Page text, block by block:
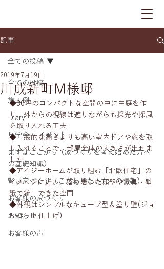
記事
全ての投稿
施工例
Diary
見学会 ・イベント
まずはここから（家づくりを考え始めた方へ
の基礎知識）
賢い家づくり（こだわりたい方への情報）
お客様の家づくり
お知らせ
お客様の声
全ての投稿
川成新町Ｍ様邸
2019年7月19日
◆30坪のコンパクトな空間の中に中庭を作
り、外からの視線は遮りながらも採光や採風
を取り入れる工夫
◆一般的な高さよりも高い室内ドアや窓を取
り入れることで、部屋全体の大きさが出せま
した
◆アイジーホームが取り組む「北欧住宅」の
イメージに近い、落ち着いた照明や家具・壁
紙で統一できた空間
◆外観はシンプルなキューブ型＆塗り壁(ジョ
リパット仕上げ)